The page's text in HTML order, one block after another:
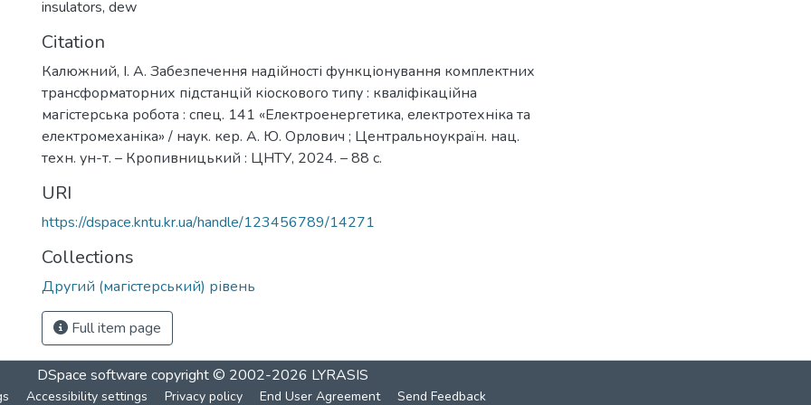
insulators, dew
Citation
Калюжний, І. А. Забезпечення надійності функціонування комплектних
трансформаторних підстанцій кіоскового типу : кваліфікаційна
магістерська робота : спец. 141 «Електроенергетика, електротехніка та
електромеханіка» / наук. кер. А. Ю. Орлович ; Центральноукраїн. нац.
техн. ун-т. – Кропивницький : ЦНТУ, 2024. – 88 с.
URI
https://dspace.kntu.kr.ua/handle/123456789/14271
Collections
Другий (магістерський) рівень
Full item page
DSpace software copyright © 2002-2026 LYRASIS
Accessibility settings Privacy policy End User Agreement Send Feedback